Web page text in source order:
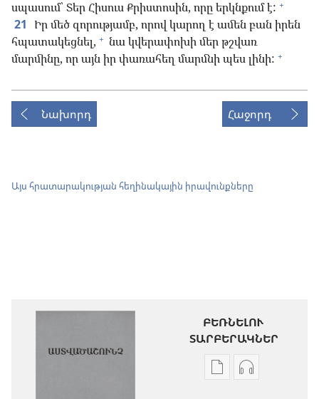
սպասում՝ Տեր Հիսուս Քրիստոսին, որը երկնքում է: +
21 Իր մեծ զորությամբ, որով կարող է ամեն բան իրեն
հպատակեցնել, + նա կվերափոխի մեր թշվառ
մարմինը, որ այն իր փառահեղ մարմնի պես լինի: +
Նախորդ Հաջորդ
Այս հրատարակության հեղինակային իրավունքները
ԲԵՌՆԵԼՈՒ
ՏԱՐԲԵՐԱԿՆԵՐ
Թվային